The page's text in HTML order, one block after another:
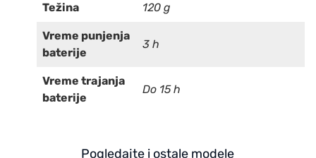
Težina 120 g
Vreme punjenja
baterije
3 h
Vreme trajanja
baterije
Do 15 h
Pogledajte i ostale modele